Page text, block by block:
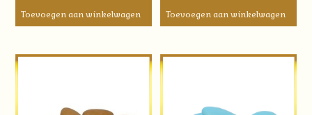
Toevoegen aan winkelwagen Toevoegen aan winkelwagen